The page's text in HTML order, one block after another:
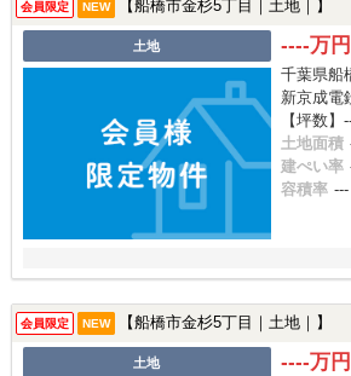
会員限定 NEW 【船橋市金杉5丁目｜土地｜】
土地 ----万円
千葉県船
新京成電
【坪数】
土地面積
建ぺい率
容積率 ---
会員限定 NEW 【船橋市金杉5丁目｜土地｜】
土地 ----万円